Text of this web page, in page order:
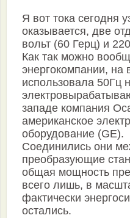
Я вот тока сегодня
оказывается, две
вольт (60 Герц) и
Как так можно
энергокомпании, на
использовала 50Гц
западе компания
американское
оборудование (GE).
Соединились они
преобразующие
общая мощность
всего лишь, в
фактически
остались.